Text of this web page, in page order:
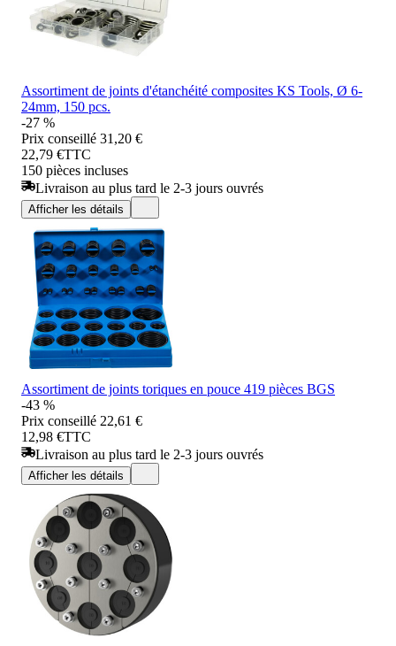
Assortiment de joints d'étanchéité composites KS Tools, Ø 6-
24mm, 150 pcs.
-27 %
Prix conseillé 31,20 €
22,79 €TTC
150 pièces incluses
Livraison au plus tard le 2-3 jours ouvrés
Afficher les détails
Assortiment de joints toriques en pouce 419 pièces BGS
-43 %
Prix conseillé 22,61 €
12,98 €TTC
Livraison au plus tard le 2-3 jours ouvrés
Afficher les détails